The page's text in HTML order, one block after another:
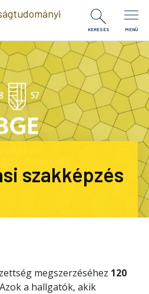
KERESÉS MENÜ
szakképzés
megszerzéséhez 120
a hallgatók, akik